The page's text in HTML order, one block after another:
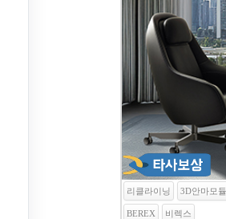
리클라이닝 3D안마모듈
BEREX 비렉스